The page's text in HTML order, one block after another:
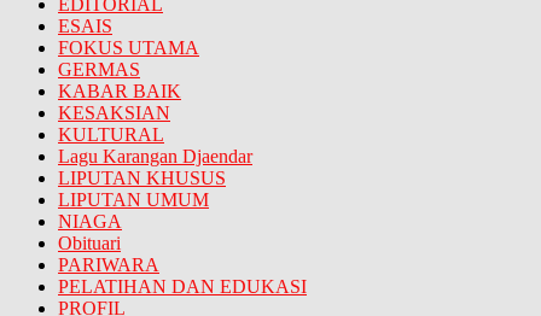
ESAIS
FOKUS UTAMA
GERMAS
KABAR BAIK
KESAKSIAN
KULTURAL
Lagu Karangan Djaendar
LIPUTAN KHUSUS
LIPUTAN UMUM
NIAGA
Obituari
PARIWARA
PELATIHAN DAN EDUKASI
PROFIL